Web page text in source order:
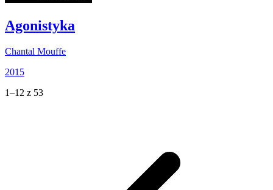
Agonistyka
Chantal Mouffe
2015
1–12 z 53